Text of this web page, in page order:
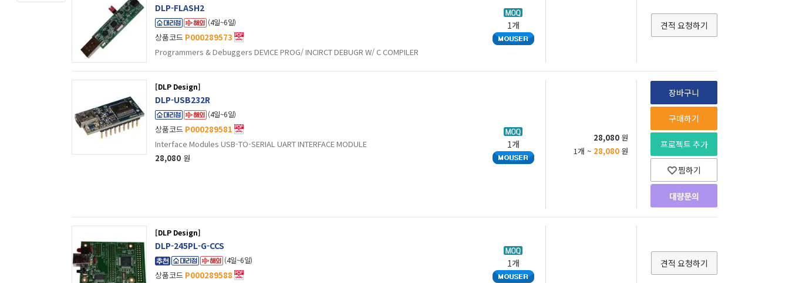
DLP-FLASH2
(4일~6일)
상품코드 P000289573
Programmers & Debuggers DEVICE PROG/ INCIRCT DEBUGR W/ C COMPILER
1개 견적 요청하기
[DLP Design]
DLP-USB232R
(4일~6일)
상품코드 P000289581
Interface Modules USB-TO-SERIAL UART INTERFACE MODULE
28,080 원
1개
28,080 원
1개 ~ 28,080 원
장바구니
구매하기
프로젝트 추가
찜하기
[DLP Design]
DLP-245PL-G-CCS
(4일~6일)
상품코드 P000289588
1개 견적 요청하기